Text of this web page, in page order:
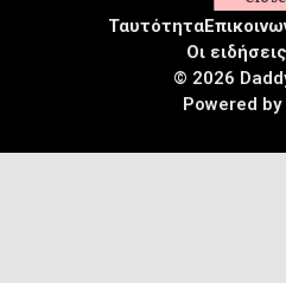
© 2026
Ταυτότητα
Οι
Powered by